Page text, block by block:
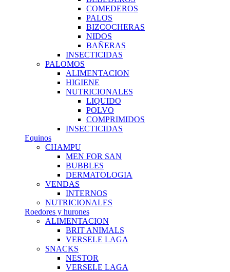
COMEDEROS
PALOS
BIZCOCHERAS
NIDOS
BAÑERAS
INSECTICIDAS
PALOMOS
ALIMENTACION
HIGIENE
NUTRICIONALES
LIQUIDO
POLVO
COMPRIMIDOS
INSECTICIDAS
Equinos
CHAMPU
MEN FOR SAN
BUBBLES
DERMATOLOGIA
VENDAS
INTERNOS
NUTRICIONALES
Roedores y hurones
ALIMENTACION
BRIT ANIMALS
VERSELE LAGA
SNACKS
NESTOR
VERSELE LAGA